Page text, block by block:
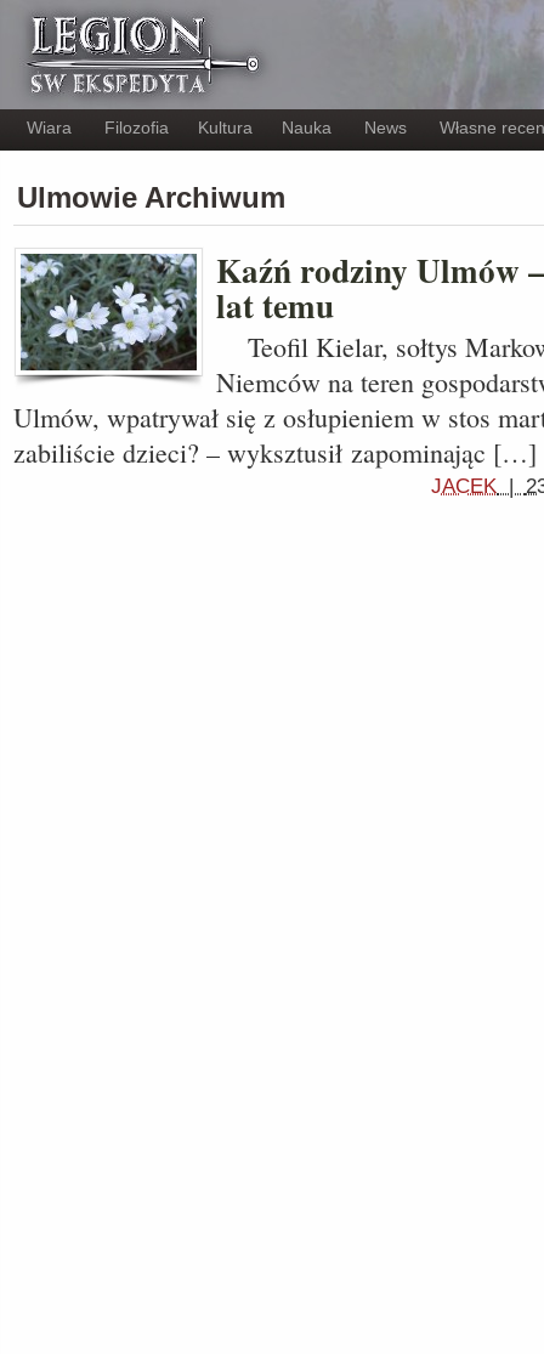
Wiara Filozofia Kultura Nauka News Własne
Ulmowie Archiwum
Kaźń rodziny Ulmów
lat temu
Teofil Kielar, sołtys
Niemców na teren
Ulmów, wpatrywał się z osłupieniem w stos
zabiliście dzieci? – wyksztusił zapominając […]
JACEK |